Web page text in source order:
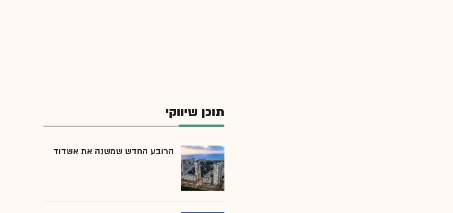
תוכן שיווקי
הרובע החדש שמשנה את אשדוד